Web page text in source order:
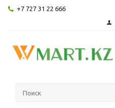
+7 727 31 22 666